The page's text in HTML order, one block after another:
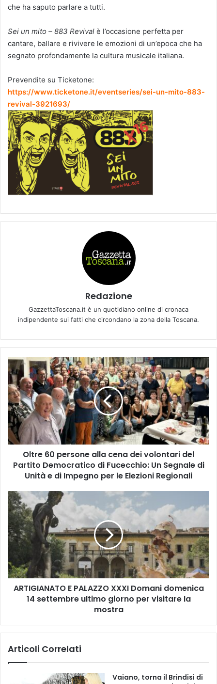
che ha saputo parlare a tutti.
Sei un mito – 883 Revival è l’occasione perfetta per
cantare, ballare e rivivere le emozioni di un’epoca che ha
segnato profondamente la cultura musicale italiana.
Prevendite su Ticketone:
https://www.ticketone.it/eventseries/sei-un-mito-883-
revival-3921693/
Redazione
GazzettaToscana.it è un quotidiano online di cronaca
indipendente sui fatti che circondano la zona della Toscana.
O
l
t
r
e
6
0
p
e
e
a
l
l
a
n
a
o
o
t
Oltre 60 persone alla cena dei volontari del
Partito Democratico di Fucecchio: Un Segnale di
Unità e di Impegno per le Elezioni Regionali
A
R
T
I
G
I
N
A
A
A
ARTIGIANATO E PALAZZO XXXI Domani domenica
14 settembre ultimo giorno per visitare la
mostra
Articoli Correlati
Vaiano, torna il Brindisi di